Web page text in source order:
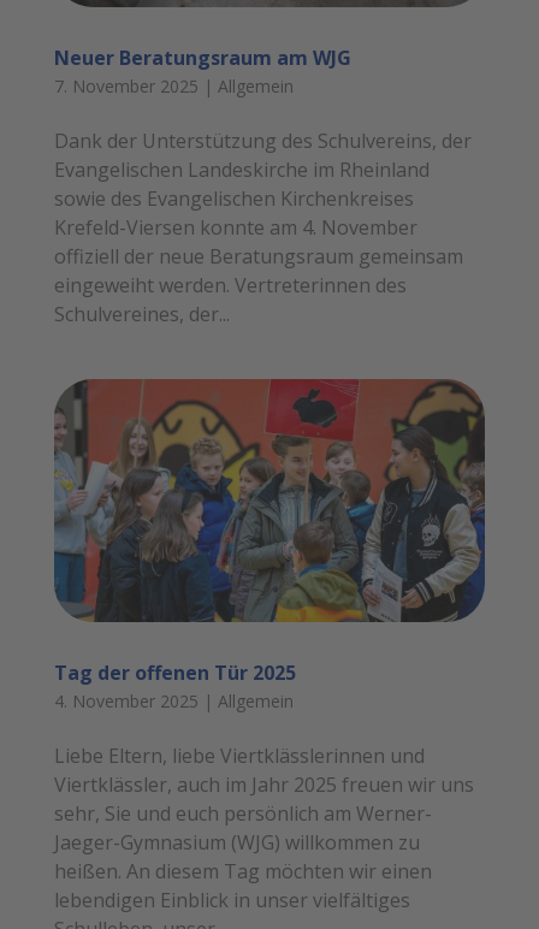
Neuer Beratungsraum am WJG
7. November 2025 | Allgemein
Dank der Unterstützung des Schulvereins, der
Evangelischen Landeskirche im Rheinland
sowie des Evangelischen Kirchenkreises
Krefeld-Viersen konnte am 4. November
offiziell der neue Beratungsraum gemeinsam
eingeweiht werden. Vertreterinnen des
Schulvereines, der...
Tag der offenen Tür 2025
4. November 2025 | Allgemein
Liebe Eltern, liebe Viertklässlerinnen und
Viertklässler, auch im Jahr 2025 freuen wir uns
sehr, Sie und euch persönlich am Werner-
Jaeger-Gymnasium (WJG) willkommen zu
heißen. An diesem Tag möchten wir einen
lebendigen Einblick in unser vielfältiges